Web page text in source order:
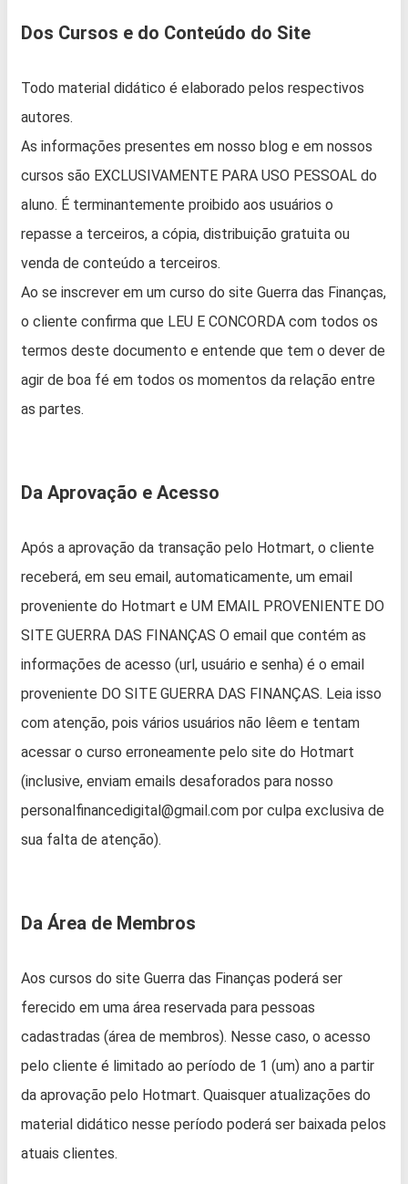
Dos Cursos e do Conteúdo do Site
Todo material didático é elaborado pelos respectivos
autores.
As informações presentes em nosso blog e em nossos
cursos são EXCLUSIVAMENTE PARA USO PESSOAL do
aluno. É terminantemente proibido aos usuários o
repasse a terceiros, a cópia, distribuição gratuita ou
venda de conteúdo a terceiros.
Ao se inscrever em um curso do site Guerra das Finanças,
o cliente confirma que LEU E CONCORDA com todos os
termos deste documento e entende que tem o dever de
agir de boa fé em todos os momentos da relação entre
as partes.
Da Aprovação e Acesso
Após a aprovação da transação pelo Hotmart, o cliente
receberá, em seu email, automaticamente, um email
proveniente do Hotmart e UM EMAIL PROVENIENTE DO
SITE GUERRA DAS FINANÇAS O email que contém as
informações de acesso (url, usuário e senha) é o email
proveniente DO SITE GUERRA DAS FINANÇAS. Leia isso
com atenção, pois vários usuários não lêem e tentam
acessar o curso erroneamente pelo site do Hotmart
(inclusive, enviam emails desaforados para nosso
personalfinancedigital@gmail.com por culpa exclusiva de
sua falta de atenção).
Da Área de Membros
Aos cursos do site Guerra das Finanças poderá ser
ferecido em uma área reservada para pessoas
cadastradas (área de membros). Nesse caso, o acesso
pelo cliente é limitado ao período de 1 (um) ano a partir
da aprovação pelo Hotmart. Quaisquer atualizações do
material didático nesse período poderá ser baixada pelos
atuais clientes.